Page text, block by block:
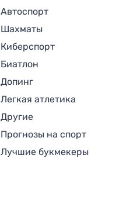
Автоспорт
Шахматы
Киберспорт
Биатлон
Допинг
Легкая атлетика
Другие
Прогнозы на спорт
Лучшие букмекеры